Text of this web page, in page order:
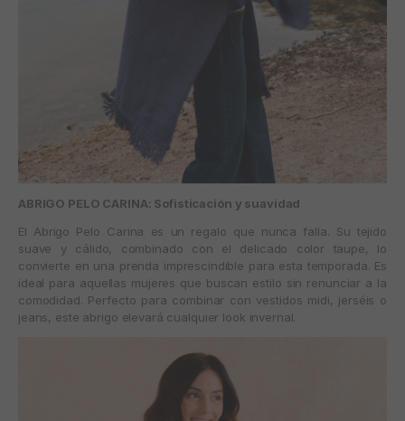
ABRIGO PELO CARINA: Sofisticación y suavidad
El Abrigo Pelo Carina es un regalo que nunca falla. Su tejido
suave y cálido, combinado con el delicado color taupe, lo
convierte en una prenda imprescindible para esta temporada. Es
ideal para aquellas mujeres que buscan estilo sin renunciar a la
comodidad. Perfecto para combinar con vestidos midi, jerséis o
jeans, este abrigo elevará cualquier look invernal.